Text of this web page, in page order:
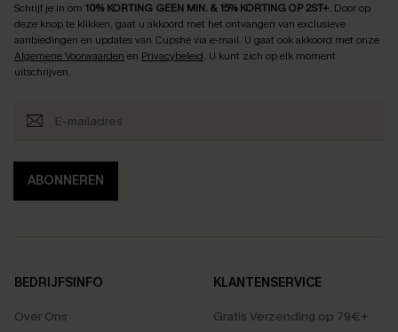
Schrijf je in om 10% KORTING GEEN MIN. & 15% KORTING OP 2ST+. Door op
deze knop te klikken, gaat u akkoord met het ontvangen van exclusieve
aanbiedingen en updates van Cupshe via e-mail. U gaat ook akkoord met onze
Algemene Voorwaarden en Privacybeleid. U kunt zich op elk moment
uitschrijven.
ABONNEREN
BEDRIJFSINFO
Over Ons
KLANTENSERVICE
Gratis Verzending op 79€+